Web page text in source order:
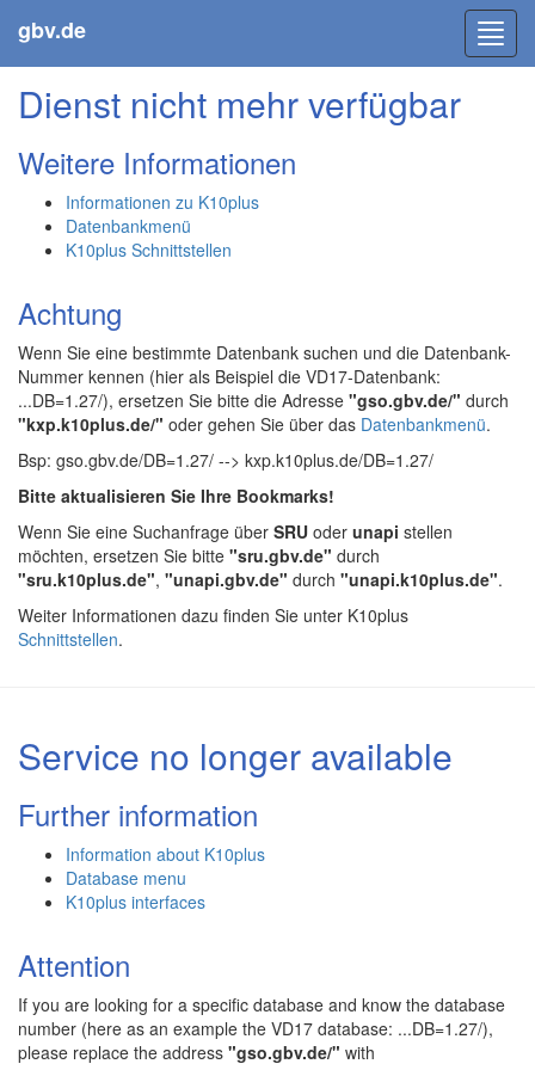
gbv.de
Dienst nicht mehr verfügbar
Weitere Informationen
Informationen zu K10plus
Datenbankmenü
K10plus Schnittstellen
Achtung
Wenn Sie eine bestimmte Datenbank suchen und die Datenbank-
Nummer kennen (hier als Beispiel die VD17-Datenbank:
...DB=1.27/), ersetzen Sie bitte die Adresse "gso.gbv.de/" durch
"kxp.k10plus.de/" oder gehen Sie über das Datenbankmenü.
Bsp: gso.gbv.de/DB=1.27/ --> kxp.k10plus.de/DB=1.27/
Bitte aktualisieren Sie Ihre Bookmarks!
Wenn Sie eine Suchanfrage über SRU oder unapi stellen
möchten, ersetzen Sie bitte "sru.gbv.de" durch
"sru.k10plus.de", "unapi.gbv.de" durch "unapi.k10plus.de".
Weiter Informationen dazu finden Sie unter K10plus
Schnittstellen.
Service no longer available
Further information
Information about K10plus
Database menu
K10plus interfaces
Attention
If you are looking for a specific database and know the database
number (here as an example the VD17 database: ...DB=1.27/),
please replace the address "gso.gbv.de/" with